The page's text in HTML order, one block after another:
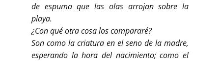
de espuma que las olas arrojan sobre la
playa.
¿Con qué otra cosa los compararé?
Son como la criatura en el seno de la madre,
esperando la hora del nacimiento; como el